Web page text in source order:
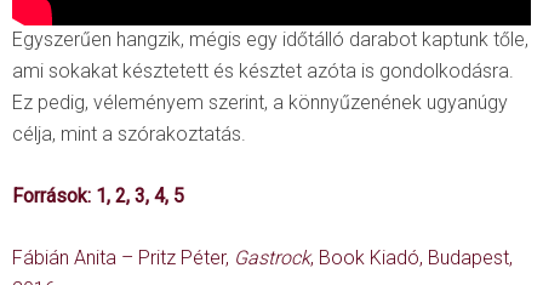
Egyszerűen hangzik, mégis egy időtálló darabot kaptunk tőle,
ami sokakat késztetett és késztet azóta is gondolkodásra.
Ez pedig, véleményem szerint, a könnyűzenének ugyanúgy
célja, mint a szórakoztatás.
Források: 1 , 2, 3, 4, 5
Fábián Anita – Pritz Péter, Gastrock, Book Kiadó, Budapest,